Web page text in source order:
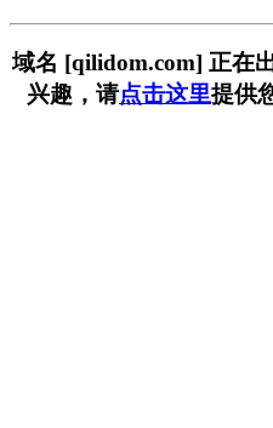
域名 [qilidom.com] 正在
兴趣，请点击这里提供